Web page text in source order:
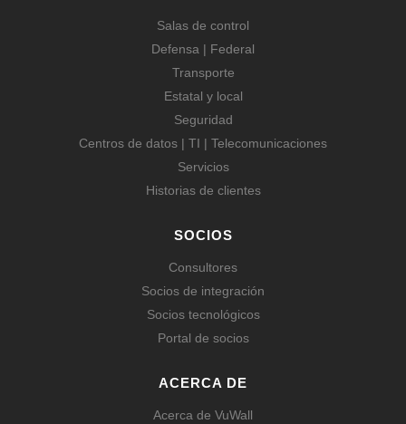
Salas de control
Defensa | Federal
Transporte
Estatal y local
Seguridad
Centros de datos | TI | Telecomunicaciones
Servicios
Historias de clientes
SOCIOS
Consultores
Socios de integración
Socios tecnológicos
Portal de socios
ACERCA DE
Acerca de VuWall